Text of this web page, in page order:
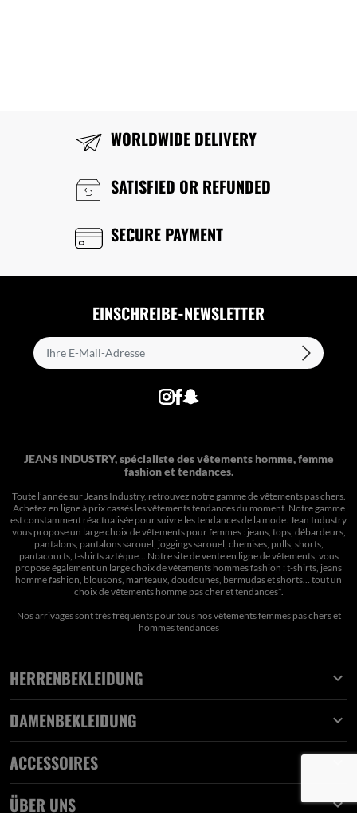
WORLDWIDE DELIVERY
SATISFIED OR REFUNDED
SECURE PAYMENT
EINSCHREIBE-NEWSLETTER
JEANS INDUSTRY, spécialiste des vêtements homme, femme
fashion et tendances.
Toute l’année sur Jeans Industry, retrouvez notre gamme de vêtements pas chers.
Achetez en ligne à prix cassés les vêtements tendances du moment. Notre gamme
est constamment réactualisée pour suivre les tendances de la mode. Jean Industry
vous propose un large choix de vêtements pour femmes : jeans, tops, débardeurs,
pantalons, pantalons sarouel, joggings sarouel, chemises, pulls, shorts,
pantacourts, t-shirts aztèque... Notre site de vente en ligne de vêtements, vous
propose également un large choix de vêtements hommes fashion : t-shirts, jeans
homme fashion, blousons, manteaux, doudounes, bermudas et shorts… tout un
choix devêtements homme pas cher et tendances*.
Nos arrivages sont très fréquents pour tous nosvêtements femmes pas cherset
hommes tendances
HERRENBEKLEIDUNG 
DAMENBEKLEIDUNG 
ACCESSOIRES
ÜBER UNS 